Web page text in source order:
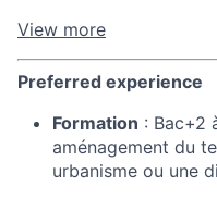
View more
Preferred experience
Formation : Bac+2
aménagement du
urbanisme ou une